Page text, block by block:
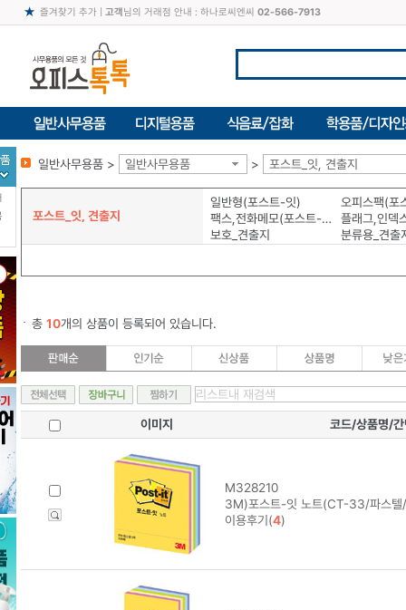
즐겨찾기 추가| 고객님의 거래점 안내 : 하나로씨엔씨 02-566-7913
일반사무용품 > 일반사무용품 > 포스트_잇, 견출지
포스트_잇, 견출지
일반형(포스트-잇)
오피스팩(포
팩스,전화메모(포스트-잇)
보호_견출지
분류용_견출
총 10개의 상품이 등록되어 있습니다.
이미지 코드/상품명/간
M328210
3M)포스트-잇 노트(CT-33/파스
이용후기(4)